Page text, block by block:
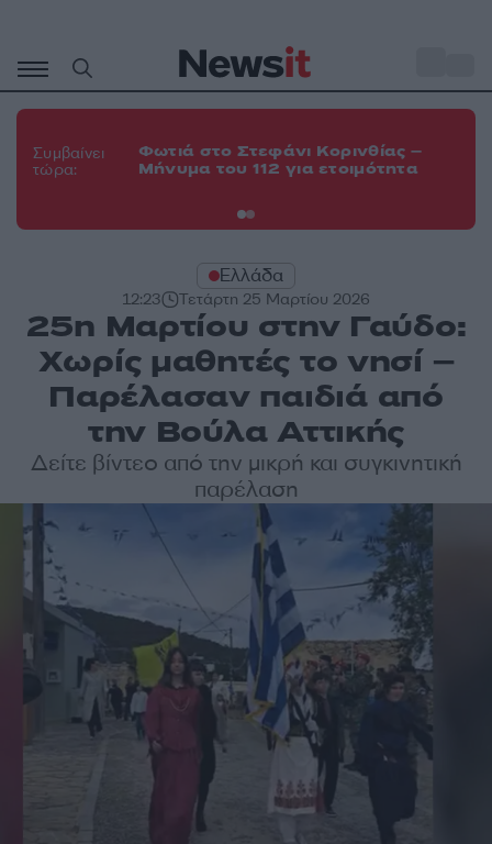
περιεχόμενο
Συμβαίνει
τώρα:
Φωτιά στο Στεφάνι Κορινθίας –
Μήνυμα του 112 για ετοιμότητα
Ελλάδα
12:23 Τετάρτη 25 Μαρτίου 2026
25η Μαρτίου στην Γαύδο:
Χωρίς μαθητές το νησί –
Παρέλασαν παιδιά από
την Βούλα Αττικής
Δείτε βίντεο από την μικρή και συγκινητική
παρέλαση